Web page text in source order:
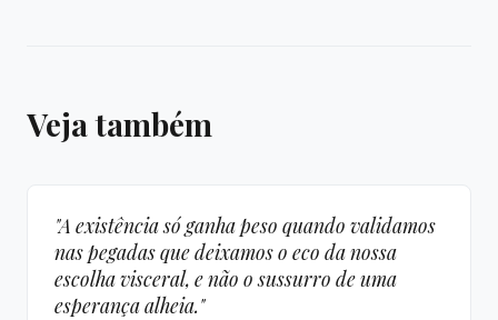
Veja também
"A existência só ganha peso quando validamos
nas pegadas que deixamos o eco da nossa
escolha visceral, e não o sussurro de uma
esperança alheia."